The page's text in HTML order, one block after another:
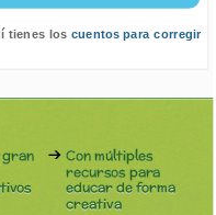
tienes los cuentos para corregir
gran
Con múltiples
recursos para
educar de forma
creativa